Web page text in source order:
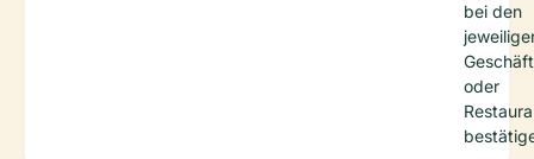
bei den
oder